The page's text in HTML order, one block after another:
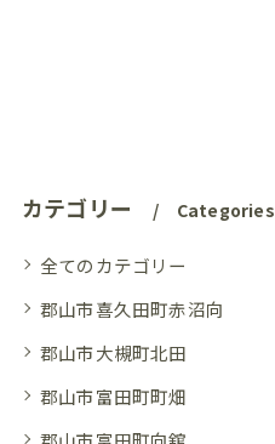
カテゴリー Categories
全てのカテゴリー
郡山市喜久田町赤沼向
郡山市大槻町北田
郡山市富田町町畑